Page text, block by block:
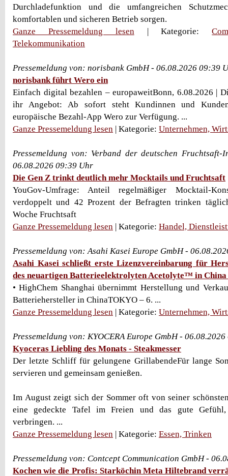
Durchladefunktion und die umfangreichen
komfortablen und sicheren Betrieb sorgen.
Ganze Pressemeldung lesen| Kategorie:
Telekommunikation
Pressemeldung von: norisbank GmbH - 06.08.2026 09:39
norisbank führt Wero ein
Einfach digital bezahlen – europaweitBonn, 6.08.2026 |
ihr Angebot: Ab sofort steht Kundinnen und
europäische Bezahl-App Wero zur Verfügung. ...
Ganze Pressemeldung lesen | Kategorie: Unternehmen,
Pressemeldung von: Verband der deutschen
06.08.2026 09:39 Uhr
Die Gen Z trinkt deutlich mehr Mocktails und Fruchtsaft
YouGov-Umfrage: Anteil regelmäßiger Mocktail-
verdoppelt und 42 Prozent der Befragten trinken
Woche Fruchtsaft
Ganze Pressemeldung lesen | Kategorie: Handel,
Pressemeldung von: Asahi Kasei Europe GmbH -
Asahi Kasei schließt erste Lizenzvereinbarung für
des neuartigen Batterieelektrolyten Acetolyte™ in China
• HighChem Shanghai übernimmt Herstellung und
Batteriehersteller in ChinaTOKYO – 6. ...
Ganze Pressemeldung lesen | Kategorie: Unternehmen,
Pressemeldung von: KYOCERA Europe GmbH -
Kyoceras Liebling des Monats - Steakmesser
Der letzte Schliff für gelungene GrillabendeFür lange
servieren und gemeinsam genießen.
Im August zeigt sich der Sommer oft von seiner
eine gedeckte Tafel im Freien und das gute
verbringen. ...
Ganze Pressemeldung lesen | Kategorie: Essen, Trinken
Pressemeldung von: Contcept Communication GmbH -
Kochen wie die Profis: Starköchin Meta Hiltebrand